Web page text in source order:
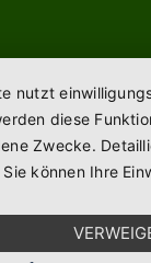
nutzt
diese
Zwecke.
Sie können Ihre